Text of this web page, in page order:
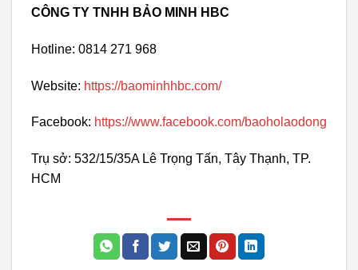
CÔNG TY TNHH BẢO MINH HBC
Hotline: 0814 271 968
Website: https://baominhhbc.com/
Facebook: https://www.facebook.com/baoholaodong
Trụ sở: 532/15/35A Lê Trọng Tấn, Tây Thạnh, TP.
HCM